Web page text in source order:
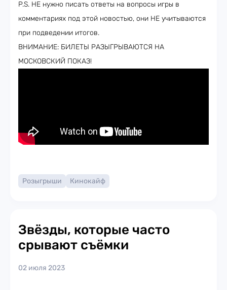
P.S. НЕ нужно писать ответы на вопросы игры в
комментариях под этой новостью, они НЕ учитываются
при подведении итогов.
ВНИМАНИЕ: БИЛЕТЫ РАЗЫГРЫВАЮТСЯ НА
МОСКОВСКИЙ ПОКАЗ!
Розыгрыши Кинокайф
Звёзды, которые часто
срывают съёмки
02 июля 2023